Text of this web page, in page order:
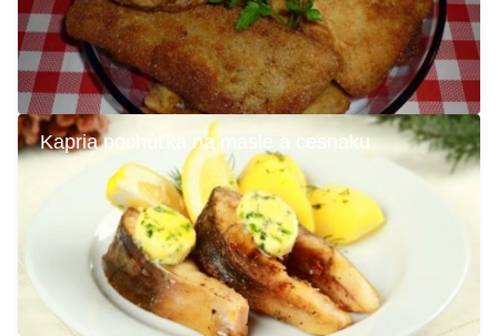
Kapria pochúťka na masle a cesnaku